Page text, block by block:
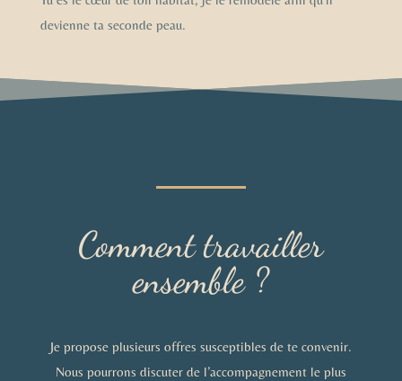
devienne ta seconde peau.
Comment travailler
ensemble ?
Je propose plusieurs offres susceptibles de te convenir.
Nous pourrons discuter de l’accompagnement le plus